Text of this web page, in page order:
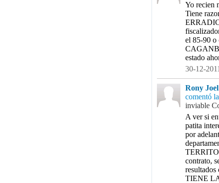
Yo recien
Tiene
el 85-90 o
estado
30-12-
Rony
comentó
inviable
A ver si
patita
por
contrato,
TIENE